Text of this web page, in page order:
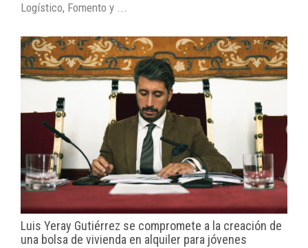
Logístico, Fomento y ...
Luis Yeray Gutiérrez se compromete a la creación de
una bolsa de vivienda en alquiler para jóvenes